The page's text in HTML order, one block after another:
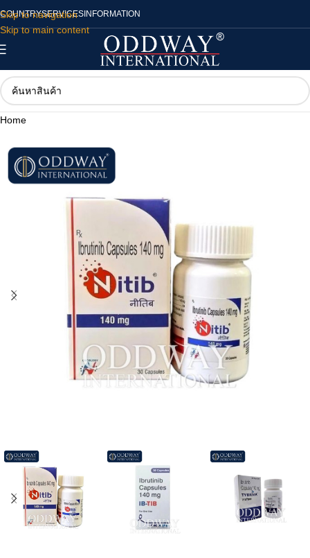
Skip to navigation
Skip to main content
COUNTRYSERVICES INFORMATION
Home